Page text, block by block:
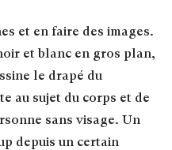
et en faire des images.
et blanc en gros plan,
le drapé du
au sujet du corps et de
sans visage. Un
depuis un certain